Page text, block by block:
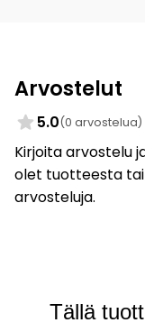
Arvostelut
5.0(0 arvostelua)
Kirjoita arvostelu
olet tuotteesta
arvosteluja.
Tällä